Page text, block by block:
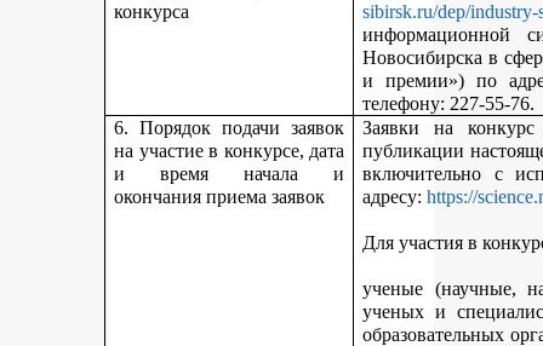
конкурса
sibirsk.ru/dep/industry-
информационной
Новосибирска в
и премии») по
телефону: 227-55-76.
6. Порядок подачи заявок
на участие в конкурсе, дата
и время начала и
окончания приема заявок
Заявки на
публикации
включительно с
адресу:https://
Для участия в
ученые (научные,
ученых и
образовательных